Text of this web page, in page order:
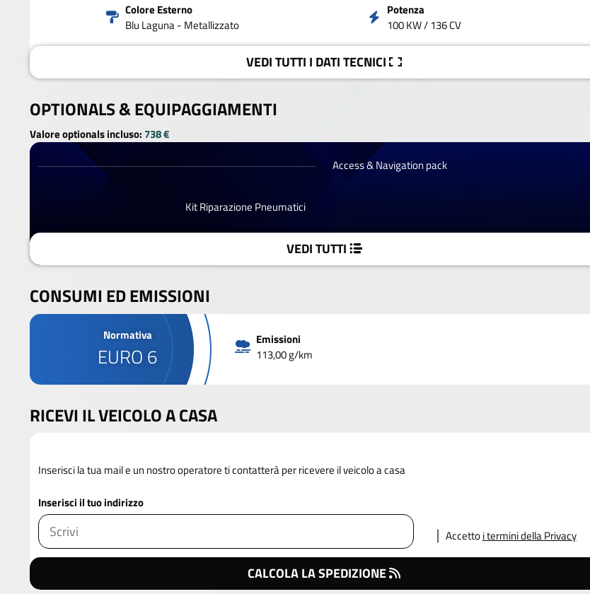
Colore Esterno
Blu Laguna - Metallizzato
Potenza
100 KW / 136 CV
VEDITUTTI I DATITECNICI
OPTIONALS &EQUIPAGGIAMENTI
Valore optionals incluso: 738 €
Access & Navigation pack
Kit Riparazione Pneumatici
VEDI TUTTI
CONSUMI ED EMISSIONI
Normativa
EURO 6
Emissioni
113,00 g/km
RICEVI IL VEICOLO A CASA
Inserisci la tua mail e un nostro operatore ti contatterà per ricevere il veicolo a casa
Inserisci il tuo indirizzo
Accettoi termini della Privacy
CALCOLA LA SPEDIZIONE